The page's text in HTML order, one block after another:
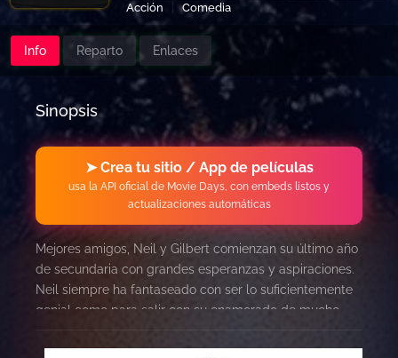
Acción Comedia
Info Reparto Enlaces
Sinopsis
➤ Crea tu sitio / App de películas
usa la API oficial de Movie Days, con embeds listos y
actualizaciones automáticas
Mejores amigos, Neil y Gilbert comienzan su último año
de secundaria con grandes esperanzas y aspiraciones.
Neil siempre ha fantaseado con ser lo suficientemente
genial como para salir con su enamorado de mucho
tiempo y Gilbert siempre ha soñado con ser una súper
estrella de las redes sociales. Después de lo que es,